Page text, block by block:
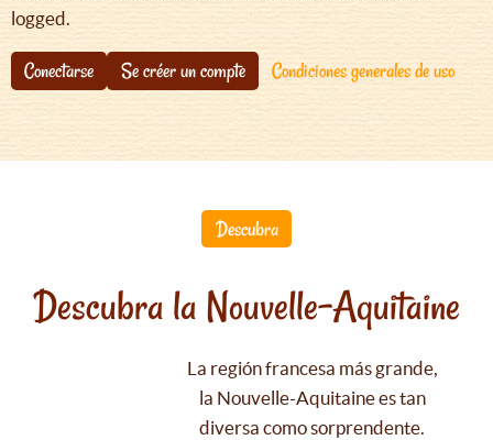
logged.
Conectarse Se créer un compte Condiciones generales de uso
Descubra
Descubra la Nouvelle-Aquitaine
La región francesa más grande,
la Nouvelle-Aquitaine es tan
diversa como sorprendente.